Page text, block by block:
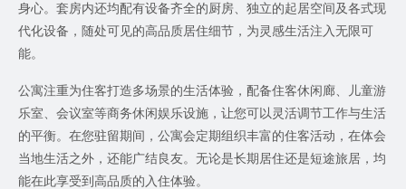
身心。套房内还均配有设备齐全的厨房、独立的起居空间及各式现
代化设备，随处可见的高品质居住细节，为灵感生活注入无限可
能。
公寓注重为住客打造多场景的生活体验，配备住客休闲廊、儿童游
乐室、会议室等商务休闲娱乐设施，让您可以灵活调节工作与生活
的平衡。在您驻留期间，公寓会定期组织丰富的住客活动，在体会
当地生活之外，还能广结良友。无论是长期居住还是短途旅居，均
能在此享受到高品质的入住体验。